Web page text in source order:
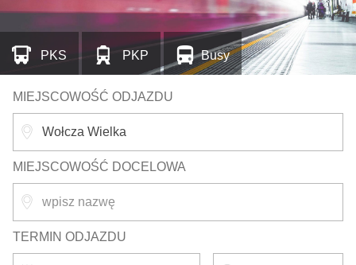
MIEJSCOWOŚĆ ODJAZDU
MIEJSCOWOŚĆ DOCELOWA
TERMIN ODJAZDU
PKS PKP Busy